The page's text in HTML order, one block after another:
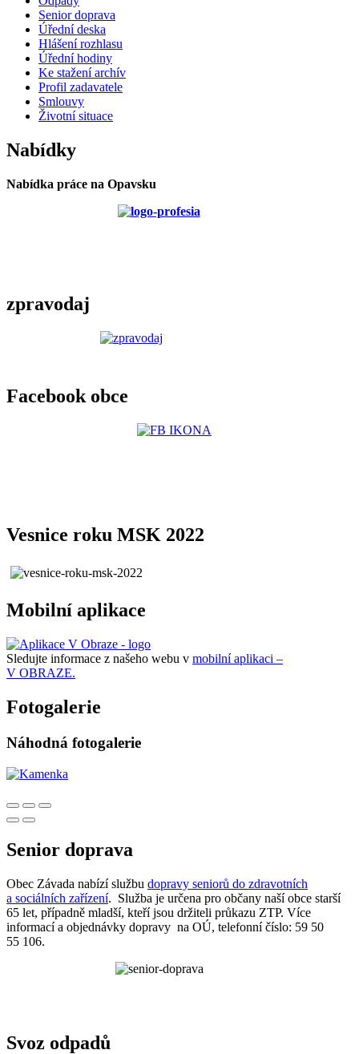
Senior doprava
Úřední deska
Hlášení rozhlasu
Úřední hodiny
Ke stažení archív
Profil zadavatele
Smlouvy
Životní situace
Nabídky
Nabídka práce na Opavsku
zpravodaj
Facebook obce
Vesnice roku MSK 2022
Mobilní aplikace
Sledujte informace z našeho webu v mobilní aplikaci –
V OBRAZE.
Fotogalerie
Náhodná fotogalerie
Senior doprava
Obec Závada nabízí službu dopravy seniorů do zdravotních
a sociálních zařízení. Služba je určena pro občany naší obce starší
65 let, případně mladší, kteří jsou držiteli průkazu ZTP. Více
informací a objednávky dopravy na OÚ, telefonní číslo: 59 50
55 106.
Svoz odpadů